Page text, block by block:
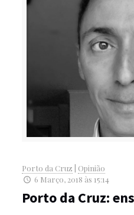
Porto da Cruz
Opinião
6 Março, 2018 às 15:14
Porto da Cruz: